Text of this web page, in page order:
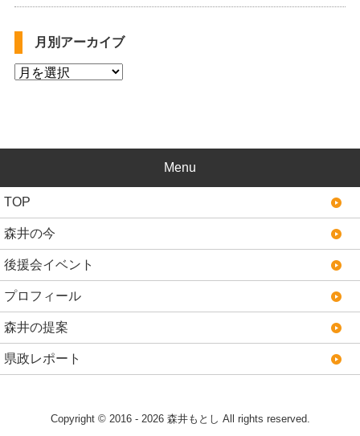
月別アーカイブ
Menu
TOP
森井の今
後援会イベント
プロフィール
森井の提案
県政レポート
Copyright © 2016 - 2026 森井もとし All rights reserved.